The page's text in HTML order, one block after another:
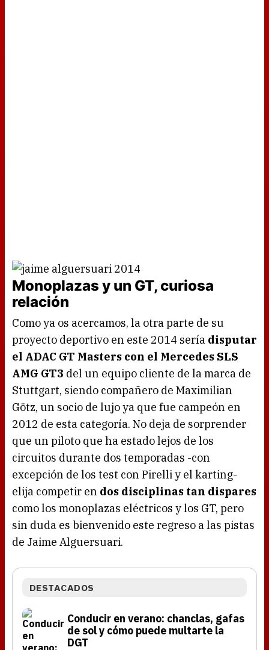
Monoplazas y un GT, curiosa
relación
Como ya os acercamos, la otra parte de su
proyecto deportivo en este 2014 sería disputar
el ADAC GT Masters con el Mercedes SLS
AMG GT3 del un equipo cliente de la marca de
Stuttgart, siendo compañero de Maximilian
Götz, un socio de lujo ya que fue campeón en
2012 de esta categoría. No deja de sorprender
que un piloto que ha estado lejos de los
circuitos durante dos temporadas -con
excepción de los test con Pirelli y el karting-
elija competir en dos disciplinas tan dispares
como los monoplazas eléctricos y los GT, pero
sin duda es bienvenido este regreso a las pistas
de Jaime Alguersuari.
DESTACADOS
Conducir en verano: chanclas, gafas
de sol y cómo puede multarte la
DGT